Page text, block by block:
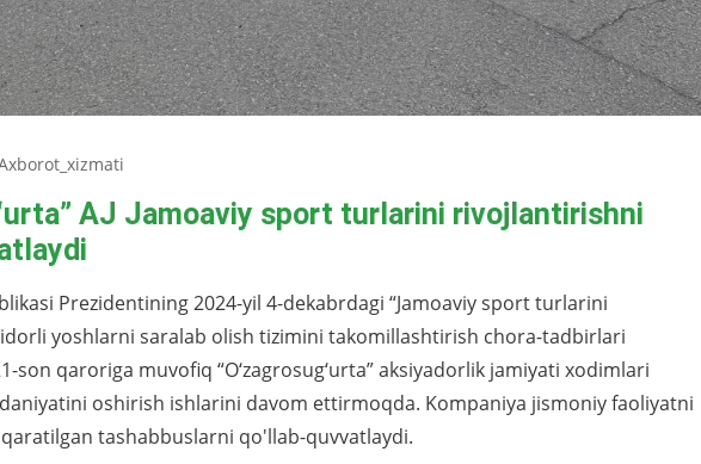
AJ Jamoaviy sport turlarini rivojlantirishni
Prezidentining 2024-yil 4-dekabrdagi “Jamoaviy sport turlarini
yoshlarni saralab olish tizimini takomillashtirish chora-tadbirlari
son qaroriga muvofiq “O‘zagrosug‘urta” aksiyadorlik jamiyati xodimlari
oshirish ishlarini davom ettirmoqda. Kompaniya jismoniy faoliyatni
tashabbuslarni qo'llab-quvvatlaydi.